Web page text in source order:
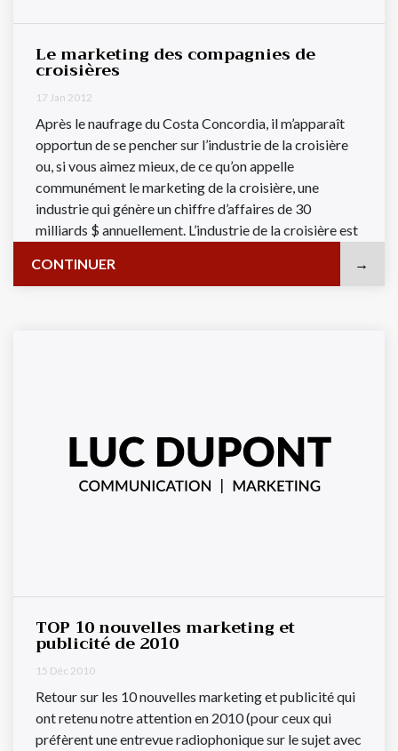
Le marketing des compagnies de
croisières
17 Jan 2012
Après le naufrage du Costa Concordia, il m’apparaît
opportun de se pencher sur l’industrie de la croisière
ou, si vous aimez mieux, de ce qu’on appelle
communément le marketing de la croisière, une
industrie qui génère un chiffre d’affaires de 30
milliards $ annuellement. L’industrie de la croisière est
CONTINUER
TOP 10 nouvelles marketing et
publicité de 2010
15 Déc 2010
Retour sur les 10 nouvelles marketing et publicité qui
ont retenu notre attention en 2010 (pour ceux qui
préfèrent une entrevue radiophonique sur le sujet avec